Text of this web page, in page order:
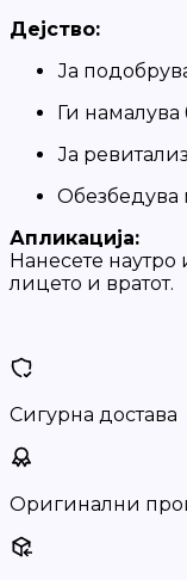
Дејство:
Ја
Ги
Ја
Обезбедува
Апликација:
Нанесете наутро
лицето и вратот.
Сигурна достава
Оригинални